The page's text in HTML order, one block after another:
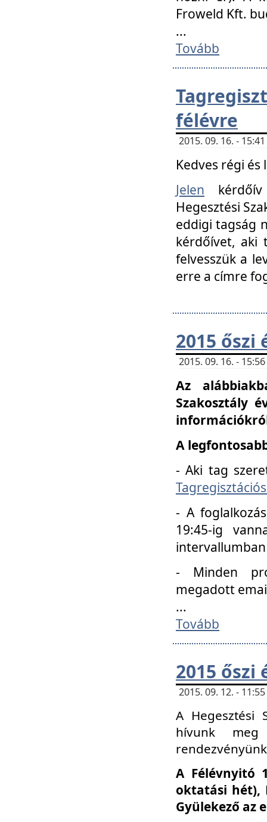
Froweld Kft.
...
Tovább
félévre
2015. 09. 16. -
Kedves régi
Jelen
Hegesztési
eddigi tagság
kérdőívet, aki
felvesszük a
erre a címre
2015 őszi
2015. 09. 16. -
Az
Szakosztály
A
- Aki tag
- A
19:45-ig
- Minden
megadott
...
Tovább
2015
2015. 09. 12. -
A Hegesztési
hívunk
A Félévnyitó
oktatási hét),
Gyülekező az